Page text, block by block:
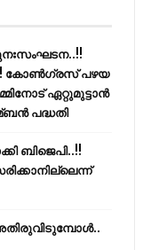
കോണ്‍ഗ്രസ് പഴയ
ഏറ്റുമുട്ടാന്‍
പദ്ധതി
ബിജെപി..!!